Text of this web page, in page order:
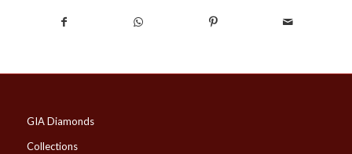
GIA Diamonds
Collections